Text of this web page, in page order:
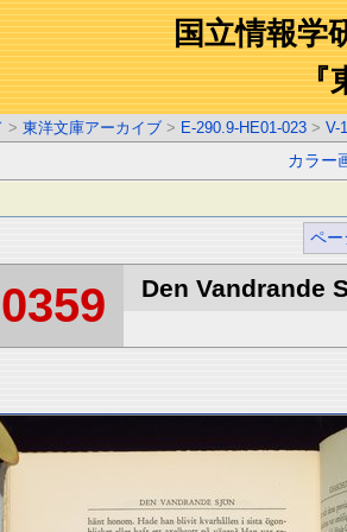
国立情報学
『
> 東洋文庫アーカイブ > E-290.9-HE01-023 > V-1
カラー
ペー
Den Vandrande